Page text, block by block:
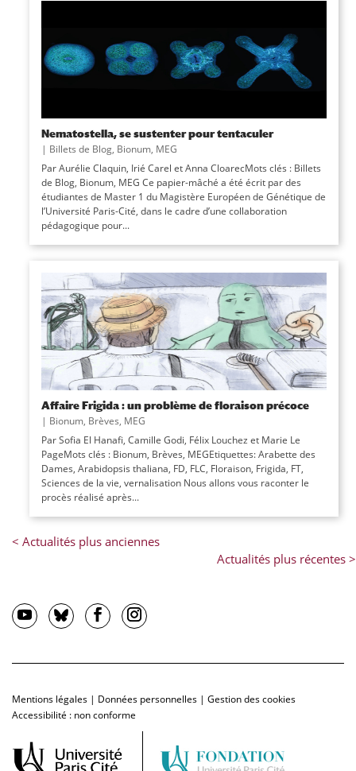
Nematostella, se sustenter pour tentaculer
| Billets de Blog, Bionum, MEG
Par Aurélie Claquin, Irié Carel et Anna CloarecMots clés : Billets
de Blog, Bionum, MEG Ce papier-mâché a été écrit par des
étudiantes de Master 1 du Magistère Européen de Génétique de
l’Université Paris-Cité, dans le cadre d’une collaboration
pédagogique pour...
Affaire Frigida : un problème de floraison précoce
| Bionum, Brèves, MEG
Par Sofia El Hanafi, Camille Godi, Félix Louchez et Marie Le
PageMots clés : Bionum, Brèves, MEGEtiquettes: Arabette des
Dames, Arabidopsis thaliana, FD, FLC, Floraison, Frigida, FT,
Sciences de la vie, vernalisation Nous allons vous raconter le
procès réalisé après...
Mentions légales | Données personnelles | Gestion des cookies
Accessibilité : non conforme